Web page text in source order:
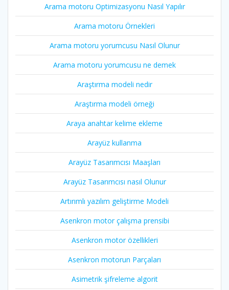
Arama motoru Optimizasyonu Nasıl Yapılır
Arama motoru Örnekleri
Arama motoru yorumcusu Nasıl Olunur
Arama motoru yorumcusu ne demek
Araştırma modeli nedir
Araştırma modeli örneği
Araya anahtar kelime ekleme
Arayüz kullanma
Arayüz Tasarımcısı Maaşları
Arayüz Tasarımcısı nasıl Olunur
Artırımlı yazılım geliştirme Modeli
Asenkron motor çalışma prensibi
Asenkron motor özellikleri
Asenkron motorun Parçaları
Asimetrik şifreleme algorit